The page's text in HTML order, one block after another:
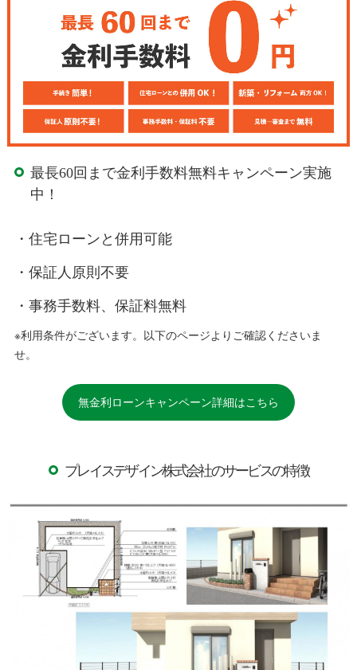
最長60回まで金利手数料無料キャンペーン実施
中！
・住宅ローンと併用可能
・保証人原則不要
・事務手数料、保証料無料
※利用条件がございます。以下のページよりご確認くださいま
せ。
無金利ローンキャンペーン詳細はこちら
プレイスデザイン株式会社のサービスの特徴